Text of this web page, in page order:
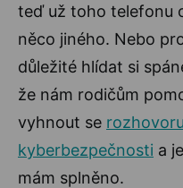
teď už toho telefonu
něco jiného. Nebo
důležité hlídat si
že nám rodičům
vyhnout se
kyberbezpečnosti a
mám splněno.